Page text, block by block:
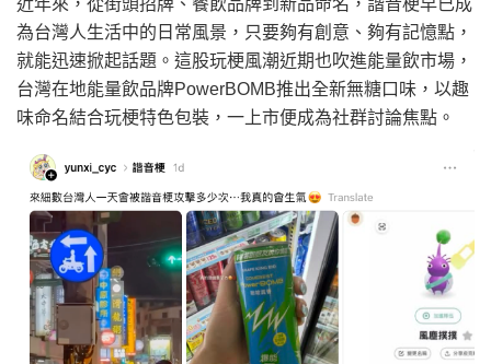
近年來，從街頭招牌、餐飲品牌到新品命名，諧音梗早已成
為台灣人生活中的日常風景，只要夠有創意、夠有記憶點，
就能迅速掀起話題。這股玩梗風潮近期也吹進能量飲市場，
台灣在地能量飲品牌PowerBOMB推出全新無糖口味，以趣
味命名結合玩梗特色包裝，一上市便成為社群討論焦點。